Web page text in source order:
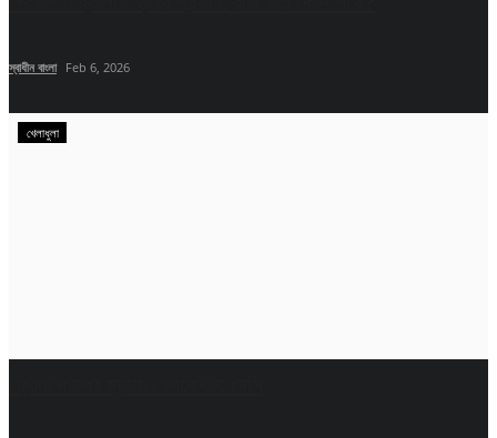
স্বাধীন বাংলা Feb 6, 2026
খেলাধুলা